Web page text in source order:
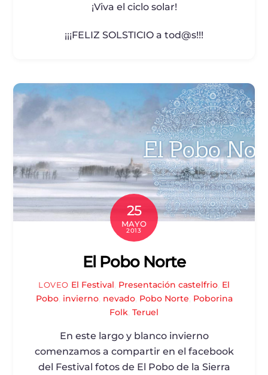
¡Viva el ciclo solar!
¡¡¡FELIZ SOLSTICIO a tod@s!!!
25
MAYO
2013
El Pobo Norte
LOVEO El Festival Presentación castelfrio El
Pobo, invierno, nevado, Pobo Norte Poborina
Folk Teruel
En este largo y blanco invierno
comenzamos a compartir en el facebook
del Festival fotos de El Pobo de la Sierra